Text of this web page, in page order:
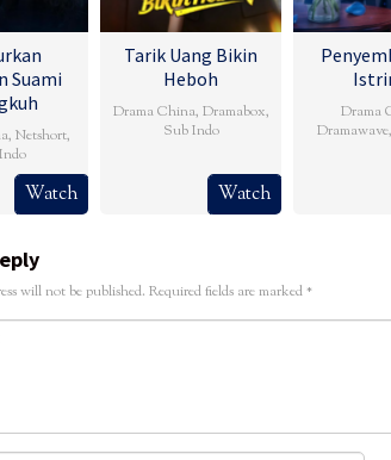
Suami
, Netshort,
Watch
Tarik Uang Bikin
Heboh
Drama China, Dramabox,
Sub Indo
Watch
Drama
Dramawave,
will not be published. Required fields are marked*